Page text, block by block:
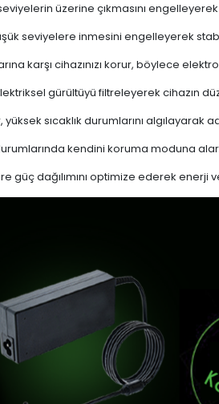
üzerine çıkmasını engelleyerek
seviyelere inmesini engelleyerek
karşı cihazınızı korur, böylece
gürültüyü filtreleyerek cihazın
sıcaklık durumlarını algılayarak
kendini koruma moduna
güç dağılımını optimize ederek enerji